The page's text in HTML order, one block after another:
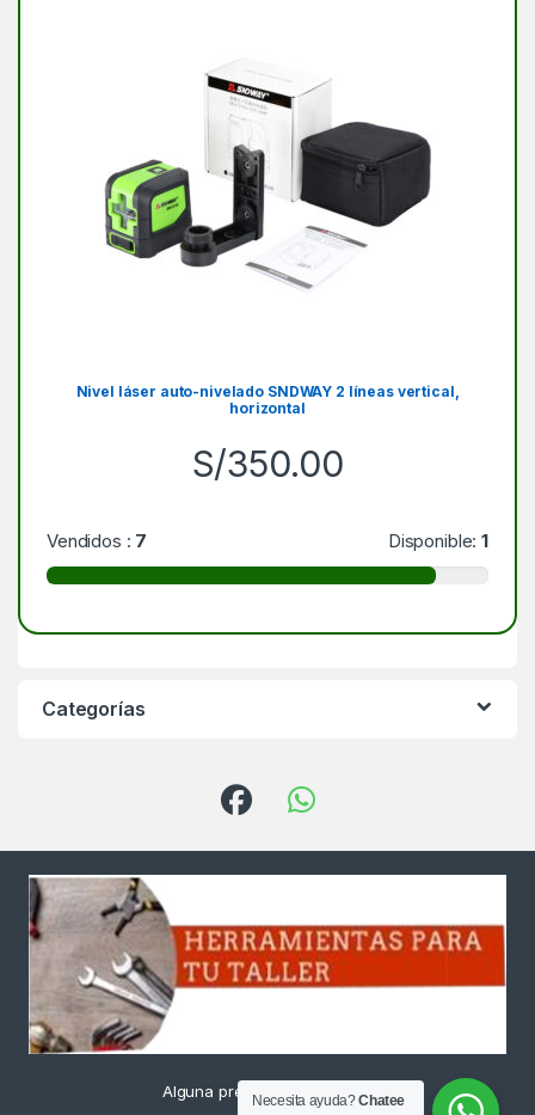
Nivel láser auto-nivelado SNDWAY 2 líneas vertical,
horizontal
S/350.00
Vendidos : 7 Disponible:1
Categorías
Alguna pregunta ? Llámanos
Necesita ayuda?Chatee